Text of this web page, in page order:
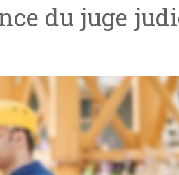
du juge